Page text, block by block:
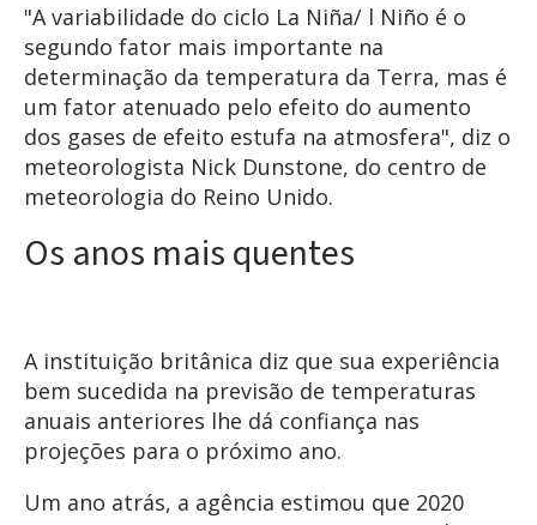
"A variabilidade do ciclo La Niña/ l Niño é o
segundo fator mais importante na
determinação da temperatura da Terra, mas é
um fator atenuado pelo efeito do aumento
dos gases de efeito estufa na atmosfera", diz o
meteorologista Nick Dunstone, do centro de
meteorologia do Reino Unido.
Os anos mais quentes
A instituição britânica diz que sua experiência
bem sucedida na previsão de temperaturas
anuais anteriores lhe dá confiança nas
projeções para o próximo ano.
Um ano atrás, a agência estimou que 2020